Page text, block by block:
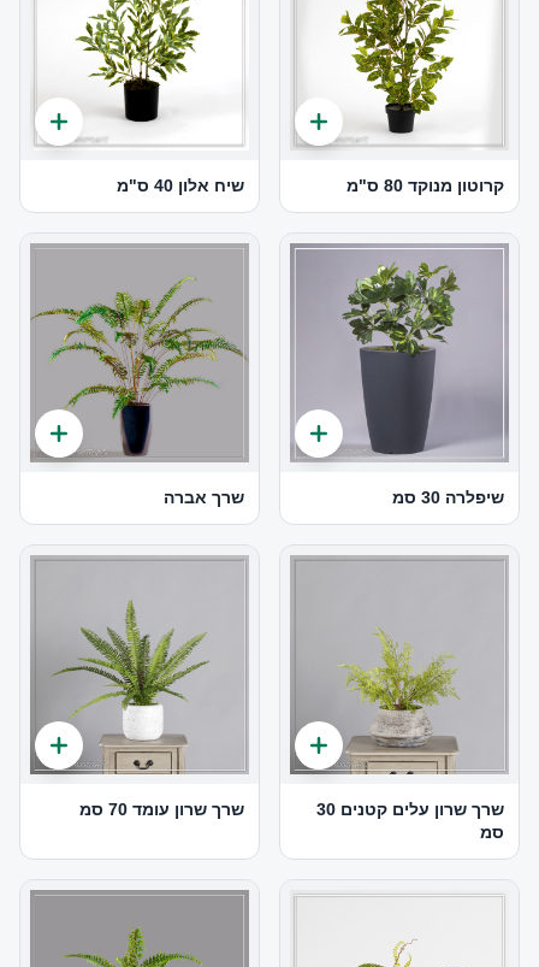
קרוטון מנוקד 80 ס"מ שיח אלון 40 ס"מ
שיפלרה 30 סמ שרך אברה
שרך שרון עלים קטנים 30
סמ
שרך שרון עומד 70 סמ